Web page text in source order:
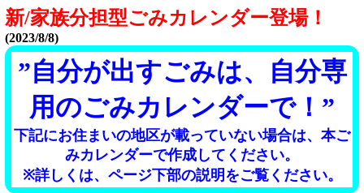
新/家族分担型ごみカレンダー登場！
(2023/8/8)
”自分が出すごみは、自分専
用のごみカレンダーで！”
下記にお住まいの地区が載っていない場合は、本ご
みカレンダーで作成してください。
※詳しくは、ページ下部の説明をご覧ください。